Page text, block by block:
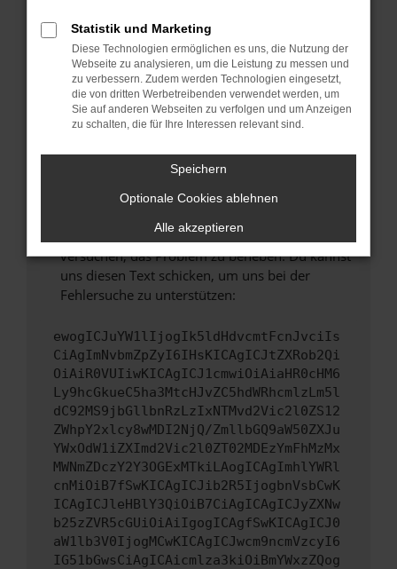
Probleme zu beheben.
Stelle sicher, dass dein Browser und dein
Betriebssystem auf dem neuesten Stand
sind.
Veraltete Software birgt nicht nur ein
Sicherheitsrisiko, sondern kann auch dazu
führen, dass bestimmte Funktionen nicht mehr
unterstützt werden.
Wende dich an den Webseitenbetreiber.
hast, kontaktiere uns bitte. Wir werden
versuchen, das Problem zu beheben. Du kannst
uns diesen Text schicken, um uns bei der
Fehlersuche zu unterstützen:
ewogICJuYW1lIjogIk5ldHdvcmtFcnJvciIs
CiAgImNvbmZpZyI6IHsKICAgICJtZXRob2Qi
OiAiR0VUIiwKICAgICJ1cmwiOiAiaHR0cHM6
Ly9hcGkueC5ha3MtcHJvZC5hdWRhcmlzLm5l
dC92MS9jbGllbnRzLzIxNTMvd2Vic2l0ZS12
ZWhpY2xlcy8wMDI2NjQ/ZmllbGQ9aW50ZXJu
YWxOdW1iZXImd2Vic2l0ZT02MDEzYmFhMzMx
MWNmZDczY2Y3OGExMTkiLAogICAgImhlYWRl
cnMiOiB7fSwKICAgICJib2R5IjogbnVsbCwK
ICAgICJleHBlY3QiOiB7CiAgICAgICJyZXNw
b25zZVR5cGUiOiAiIgogICAgfSwKICAgICJ0
aW1lb3V0IjogMCwKICAgICJwcm9ncmVzcyI6
IG51bGwsCiAgICAicmlza3kiOiBmYWxzZQog
Statistik und Marketing
Diese Technologien ermöglichen es uns, die Nutzung der
Webseite zu analysieren, um die Leistung zu messen und
zu verbessern. Zudem werden Technologien eingesetzt,
die von dritten Werbetreibenden verwendet werden, um
Sie auf anderen Webseiten zu verfolgen und um Anzeigen
zu schalten, die für Ihre Interessen relevant sind.
Speichern
Optionale Cookies ablehnen
Alle akzeptieren